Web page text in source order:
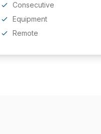
Consecutive
Equipment
Remote